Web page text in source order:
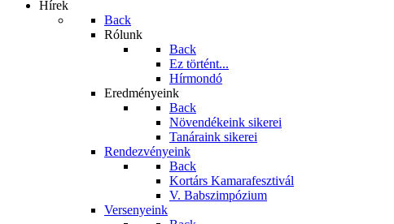
Hírek
Back
Rólunk
Back
Ez történt...
Hírmondó
Eredményeink
Back
Növendékeink sikerei
Tanáraink sikerei
Rendezvényeink
Back
Kortárs Kamarafesztivál
V. Babszimpózium
Versenyeink